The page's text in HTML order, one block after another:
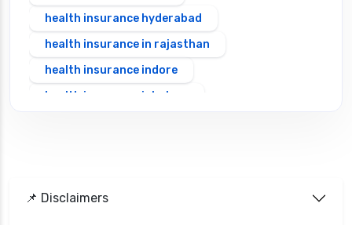
health insurance hyderabad
health insurance in rajasthan
health insurance indore
health insurance jabalpur
health insurance lucknow
📌 Disclaimers